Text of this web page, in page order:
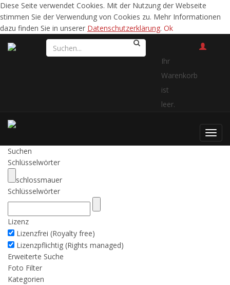
Diese Seite verwendet Cookies. Mit der Nutzung der Webseite
stimmen Sie der Verwendung von Cookies zu. Mehr Informationen
dazu finden Sie in unserer Datenschutzerklärung. Ok
Ihr
Warenkorb
ist
leer.
Suchen
Schlüsselwörter
schlossmauer
Schlüsselwörter
Lizenz
Lizenzfrei (Royalty free)
Lizenzpflichtig (Rights managed)
Erweiterte Suche
Foto Filter
Kategorien